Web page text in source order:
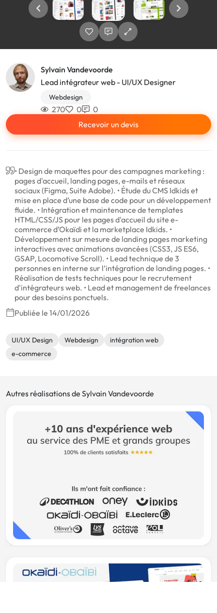
Sylvain Vandevoorde
Lead intégrateur web - UI/UX Designer
Webdesign
270 0
0
Recevoir un devis
• Design de maquettes pour des campagnes marketing :
pages d'accueil, landing pages, e-mails et réseaux
sociaux (Figma, Suite Adobe). • Étude du CMS Idkids et
mise en place d’une base de code pour un développement
fluide. • Intégration et maintenance de templates
HTML/CSS/JS pour les pages d'accueil du site e-
commerce d’Okaïdi et la marketplace Idkids. •
Développement sur mesure de landing pages marketing
interactives avec animations avancées (CSS3, JS ES6,
GSAP, Locomotive Scroll). • Lead technique de 3
personnes en interne sur l’intégration de landing pages. •
Réalisation de tests techniques pour le recrutement
d'intégrateurs web. • Lead et management de freelances
pour des besoins ponctuels.
Publiée le 14/01/2026
UI/UX Design Webdesign
intégration web
e-commerce
Autres réalisations de Sylvain Vandevoorde